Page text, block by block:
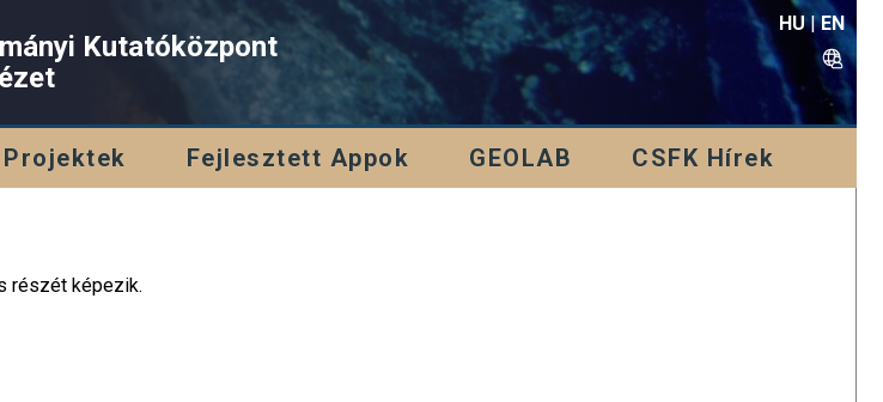
HU|EN
Kutatóközpont
Projektek Fejlesztett Appok GEOLAB CSFK Hírek
részét képezik.